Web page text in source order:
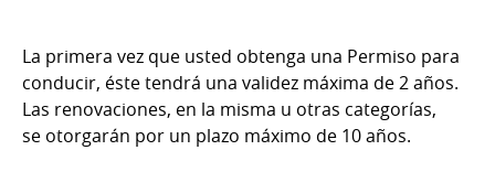
La primera vez que usted obtenga una Permiso para
conducir, éste tendrá una validez máxima de 2 años.
Las renovaciones, en la misma u otras categorías,
se otorgarán por un plazo máximo de 10 años.